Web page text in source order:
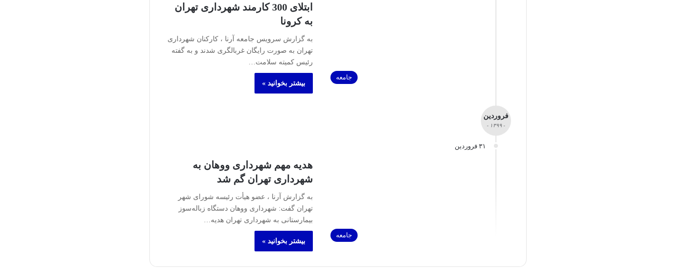
جامعه
ابتلای 300 کارمند شهرداری تهران
به کرونا
به گزارش سرویس جامعه آرنا ، کارکنان شهرداری
تهران به صورت رایگان غربالگری شدند و به گفته
رئیس کمیته سلامت…
بیشتر بخوانید »
فروردین
- ۱۳۹۹ -
۳۱ فروردین
جامعه
هدیه مهم شهرداری ووهان به
شهرداری تهران گم شد
به گزارش آرنا ، عضو هیأت رئیسه شورای شهر
تهران گفت: شهرداری ووهان دستگاه زباله‌سوز
بیمارستانی به شهرداری تهران هدیه…
بیشتر بخوانید »